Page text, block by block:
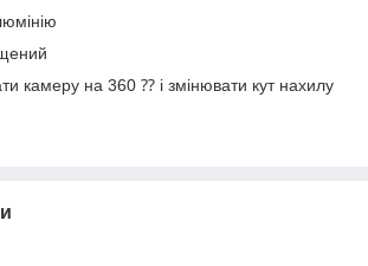
камеру на 360 ⁇ і змінювати кут нахилу